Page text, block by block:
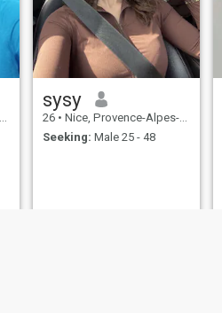
sysy
26 • Nice, Provence-Alpes-Côte d'Azur, France
Seeking: Male 25 - 48